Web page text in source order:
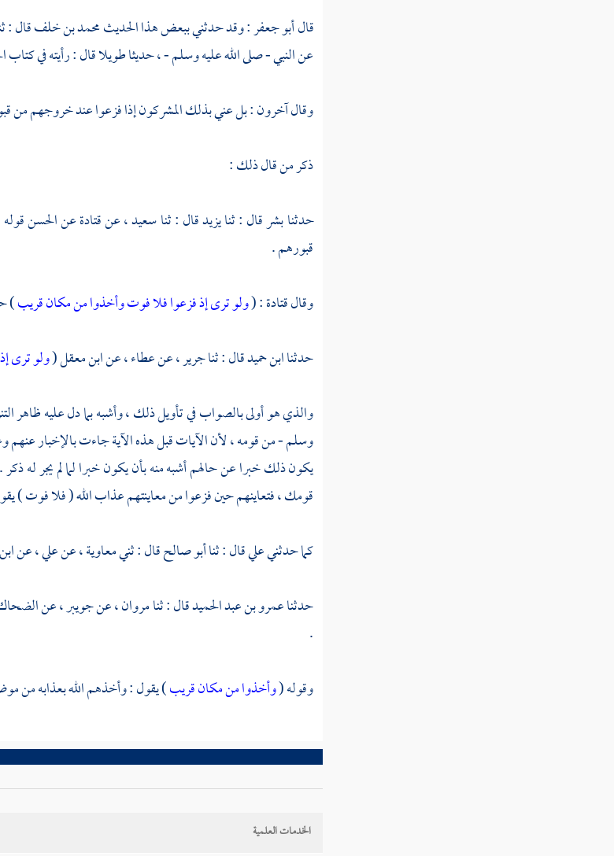
قالأبو جعفر: وقد حدثني ببعض هذا الحديثمحمد بن خلفقال :
عن النبي - صلى الله عليه وسلم - ، حديثا طويلا قال : رأيته في كتاب
وقال آخرون : بل عني بذلك المشركون إذا فزعوا عند خروجهم من
ذكر من قال ذلك :
حدثنابشرقال : ثنايزيدقال : ثناسعيد ،عنقتادةعنالحسنقوله
قبورهم .
وقالقتادة: (ولو ترى إذ فزعوا فلا فوت وأخذوا من مكان قريب)
حدثناابن حميدقال : ثناجرير ،عنعطاء ،عن ابن معقل (ولو ترى
والذي هو أولى بالصواب في تأويل ذلك ، وأشبه بما دل عليه ظاهر
وسلم - من قومه ، لأن الآيات قبل هذه الآية جاءت بالإخبار عنهم
يكون ذلك خبرا عن حالهم أشبه منه بأن يكون خبرا لما لم يجر له
قومك ، فتعاينهم حين فزعوا من معاينتهم عذاب الله ( فلا فوت )
كما حدثنيعليقال : ثناأبو صالحقال : ثنيمعاوية ،عنعلي ،عن
حدثناعمرو بن عبد الحميدقال : ثنامروان ،عنجويبر ،عن
.
وقوله (وأخذوا من مكان قريب) يقول : وأخذهم الله بعذابه من
الخدمات العلمية